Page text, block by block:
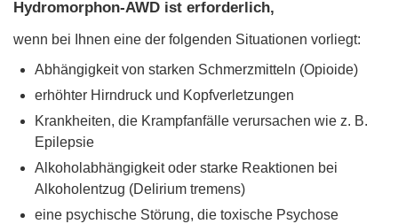
Hydromorphon-AWD ist erforderlich,
wenn bei Ihnen eine der folgenden Situationen vorliegt:
Abhängigkeit von starken Schmerzmitteln (Opioide)
erhöhter Hirndruck und Kopfverletzungen
Krankheiten, die Krampfanfälle verursachen wie z. B.
Epilepsie
Alkoholabhängigkeit oder starke Reaktionen bei
Alkoholentzug (Delirium tremens)
eine psychische Störung, die toxische Psychose